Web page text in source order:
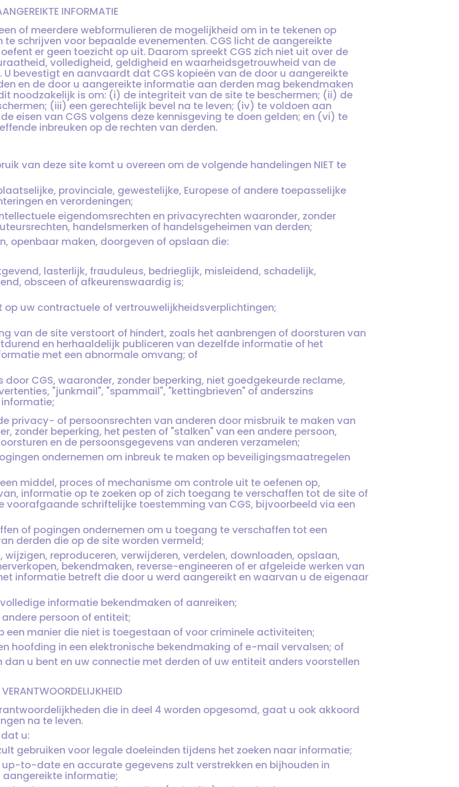
INFORMATIE
of meerdere webformulieren de mogelijkheid om in te tekenen op
schrijven voor bepaalde evenementen. CGS licht de aangereikte
er geen toezicht op uit. Daarom spreekt CGS zich niet uit over de
volledigheid, geldigheid en waarheidsgetrouwheid van de
bevestigt en aanvaardt dat CGS kopieën van de door u aangereikte
en de door u aangereikte informatie aan derden mag bekendmaken
noodzakelijk is om: (i) de integriteit van de site te beschermen; (ii) de
(iii) een gerechtelijk bevel na te leven; (iv) te voldoen aan
eisen van CGS volgens deze kennisgeving te doen gelden; en (vi) te
inbreuken op de rechten van derden.
van deze site komt u overeen om de volgende handelingen NIET te
provinciale, gewestelijke, Europese of andere toepasselijke
en verordeningen;
eigendomsrechten en privacyrechten waaronder, zonder
handelsmerken of handelsgeheimen van derden;
openbaar maken, doorgeven of opslaan die:
lasterlijk, frauduleus, bedrieglijk, misleidend, schadelijk,
obsceen of afkeurenswaardig is;
op uw contractuele of vertrouwelijkheidsverplichtingen;
van de site verstoort of hindert, zoals het aanbrengen of doorsturen van
en herhaaldelijk publiceren van dezelfde informatie of het
met een abnormale omvang; of
CGS, waaronder, zonder beperking, niet goedgekeurde reclame,
"junkmail", "spammail", "kettingbrieven" of anderszins
privacy- of persoonsrechten van anderen door misbruik te maken van
zonder beperking, het pesten of "stalken" van een andere persoon,
en de persoonsgegevens van anderen verzamelen;
ondernemen om inbreuk te maken op beveiligingsmaatregelen
middel, proces of mechanisme om controle uit te oefenen op,
informatie op te zoeken op of zich toegang te verschaffen tot de site of
voorafgaande schriftelijke toestemming van CGS, bijvoorbeeld via een
of pogingen ondernemen om u toegang te verschaffen tot een
derden die op de site worden vermeld;
reproduceren, verwijderen, verdelen, downloaden, opslaan,
bekendmaken, reverse-engineeren of er afgeleide werken van
informatie betreft die door u werd aangereikt en waarvan u de eigenaar
informatie bekendmaken of aanreiken;
persoon of entiteit;
een manier die niet is toegestaan of voor criminele activiteiten;
hoofding in een elektronische bekendmaking of e-mail vervalsen; of
u bent en uw connectie met derden of uw entiteit anders voorstellen
die in deel 4 worden opgesomd, gaat u ook akkoord
na te leven.
u:
gebruiken voor legale doeleinden tijdens het zoeken naar informatie;
to-date en accurate gegevens zult verstrekken en bijhouden in
informatie;